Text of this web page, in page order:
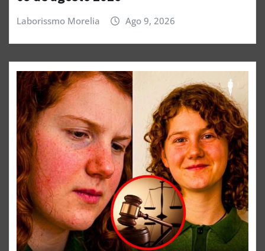
Laborissmo Morelia Ago 9, 2026